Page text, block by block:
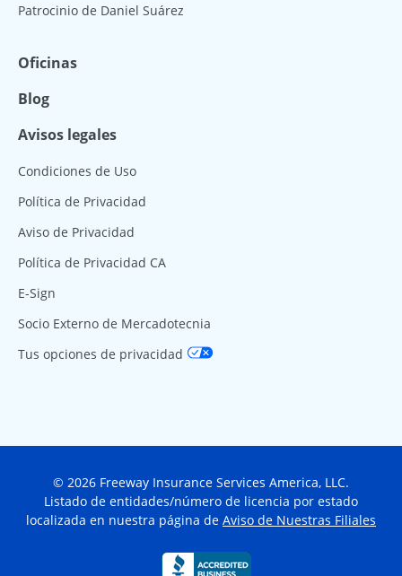
Patrocinio de Daniel Suárez
Oficinas
Blog
Avisos legales
Condiciones de Uso
Política de Privacidad
Aviso de Privacidad
Política de Privacidad CA
E-Sign
Socio Externo de Mercadotecnia
Tus opciones de privacidad
© 2026 Freeway Insurance Services America, LLC.
Listado de entidades/número de licencia por estado
localizada en nuestra página de Aviso de Nuestras Filiales